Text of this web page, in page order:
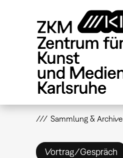
Sammlung & Archive
Vortrag/Gespräch